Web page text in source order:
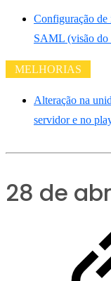
Configuração de
SAML (visão do
MELHORIAS
Alteração na
servidor e no
28 de